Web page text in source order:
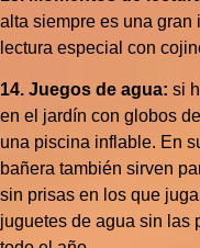
alta siempre es una gran
lectura especial con
14. Juegos de agua: si
en el jardín con globos
una piscina inflable. En
bañera también sirven
sin prisas en los que
juguetes de agua sin las